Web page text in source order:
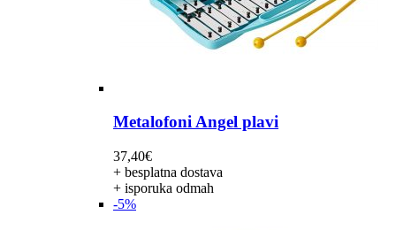
Metalofoni Angel plavi
37,40€
+ besplatna dostava
+ isporuka odmah
-5%